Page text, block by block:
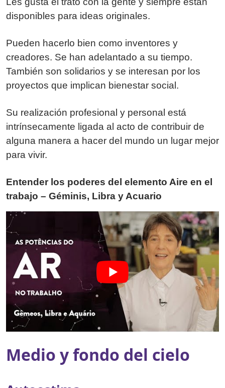
disponibles para ideas originales.
Pueden hacerlo bien como inventores y
creadores. Se han adelantado a su tiempo.
También son solidarios y se interesan por los
proyectos que implican bienestar social.
Su realización profesional y personal está
intrínsecamente ligada al acto de contribuir de
alguna manera a hacer del mundo un lugar mejor
para vivir.
Entender los poderes del elemento Aire en el
trabajo – Géminis, Libra y Acuario
Medio y fondo del cielo